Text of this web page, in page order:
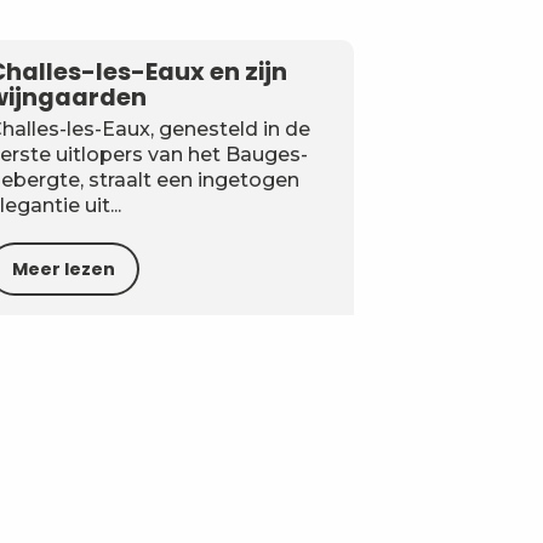
les-Eaux en zijn
les-Eaux, genesteld in de
uitlopers van het Bauges-
straalt een ingetogen
uit...
Meer lezen